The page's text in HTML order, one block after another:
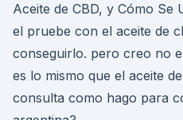
Aceite de CBD, y Cómo Se
el pruebe con el aceite de
conseguirlo. pero creo no
es lo mismo que el aceite
consulta como hago para